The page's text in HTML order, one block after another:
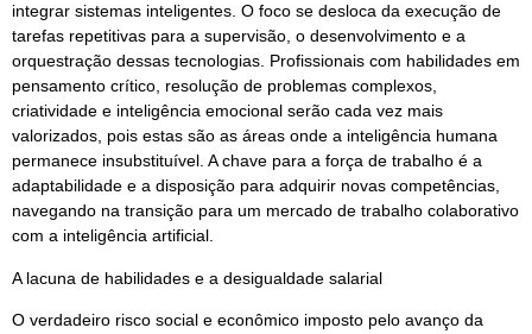
integrar sistemas inteligentes. O foco se desloca da execução de
tarefas repetitivas para a supervisão, o desenvolvimento e a
orquestração dessas tecnologias. Profissionais com habilidades em
pensamento crítico, resolução de problemas complexos,
criatividade e inteligência emocional serão cada vez mais
valorizados, pois estas são as áreas onde a inteligência humana
permanece insubstituível. A chave para a força de trabalho é a
adaptabilidade e a disposição para adquirir novas competências,
navegando na transição para um mercado de trabalho colaborativo
com a inteligência artificial.
A lacuna de habilidades e a desigualdade salarial
O verdadeiro risco social e econômico imposto pelo avanço da